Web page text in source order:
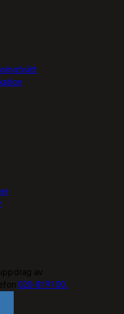
av
020-81 91 00.